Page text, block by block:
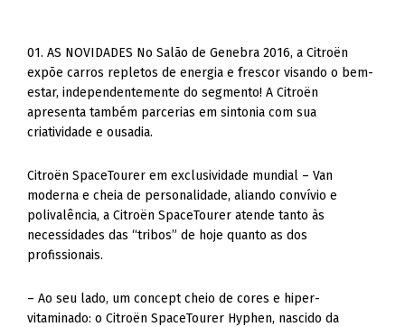
01. AS NOVIDADES No Salão de Genebra 2016, a Citroën
expõe carros repletos de energia e frescor visando o bem-
estar, independentemente do segmento! A Citroën
apresenta também parcerias em sintonia com sua
criatividade e ousadia.
Citroën SpaceTourer em exclusividade mundial – Van
moderna e cheia de personalidade, aliando convívio e
polivalência, a Citroën SpaceTourer atende tanto às
necessidades das “tribos” de hoje quanto as dos
profissionais.
– Ao seu lado, um concept cheio de cores e hiper-
vitaminado: o Citroën SpaceTourer Hyphen, nascido da